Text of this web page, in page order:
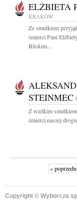
ELŻBIETA
KRAKÓW
Ze smutkiem
śmierci Pani
Bliskim...
STEINMEC
Z wielkim
śmierci naszej
«
Copyright © Wyborcza